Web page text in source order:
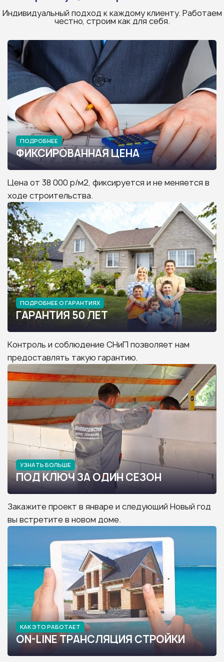
Индивидуальный подход к каждому клиенту. Работаем
честно, строим как для себя.
ПОДРОБНЕЕ
ФИКСИРОВАННАЯ ЦЕНА
Цена от 38 000 р/м2, фиксируется и не меняется в
ходе строительства.
ПОДРОБНЕЕ О ГАРАНТИЯХ
ГАРАНТИЯ 50 ЛЕТ
Контроль и соблюдение СНиП позволяет нам
предоставлять такую гарантию.
УЗНАТЬ БОЛЬШЕ
ПОД КЛЮЧ ЗА ОДИН СЕЗОН
Закажите проект в январе и следующий Новый год
вы встретите в новом доме.
КАК ЭТО РАБОТАЕТ
ON-LINE ТРАНСЛЯЦИЯ СТРОЙКИ